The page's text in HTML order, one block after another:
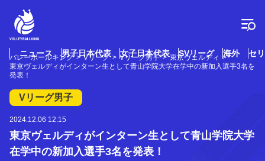
ニュース 男子日本代表 女子日本代表 SVリーグ 海外 セ
バレーボールキング Vリーグ Vリーグ男子
東京ヴェルディ
東京ヴェルディがインターン生として青山学院大学在学中の新加入選手3名を
発表！
Vリーグ男子
2024.12.06 12:15
東京ヴェルディがインターン生として青山学院大学
在学中の新加入選手3名を発表！